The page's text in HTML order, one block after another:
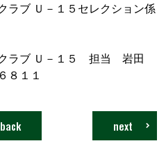
ラブ Ｕ－１５セレクション係
ラブ Ｕ－１５ 担当 岩田
８１１
next
back